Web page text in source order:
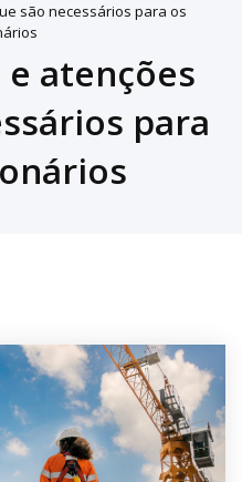
são necessários para os
atenções
para